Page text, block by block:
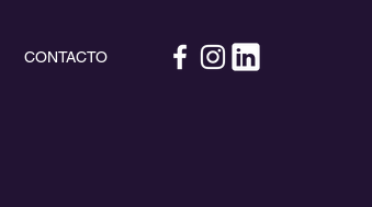
CONTACTO